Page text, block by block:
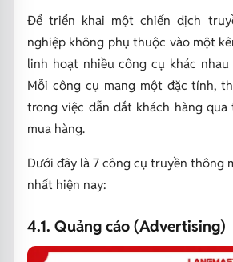
Để triển khai một chiến dịch
nghiệp không phụ thuộc vào một
linh hoạt nhiều công cụ khác
Mỗi công cụ mang một đặc tính,
trong việc dẫn dắt khách hàng
mua hàng.
Dưới đây là 7 công cụ truyền thông
nhất hiện nay:
4.1. Quảng cáo (Advertising)